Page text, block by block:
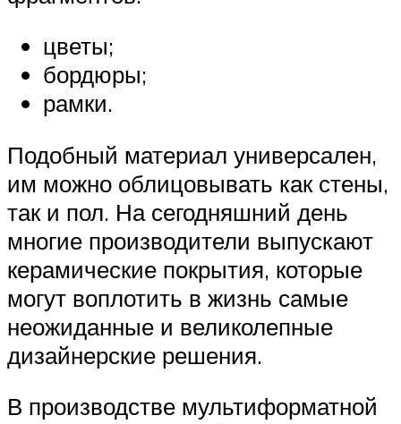
цветы;
бордюры;
рамки.
Подобный материал универсален,
им можно облицовывать как стены,
так и пол. На сегодняшний день
многие производители выпускают
керамические покрытия, которые
могут воплотить в жизнь самые
неожиданные и великолепные
дизайнерские решения.
В производстве мультиформатной